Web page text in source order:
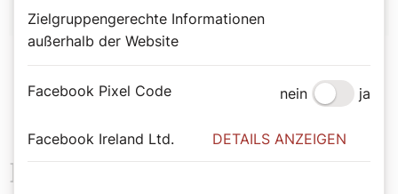
Das könnte Sie auch
Zielgruppengerechte Informationen
außerhalb der Website
Facebook Pixel Code nein ja
Facebook Ireland Ltd. DETAILS ANZEIGEN